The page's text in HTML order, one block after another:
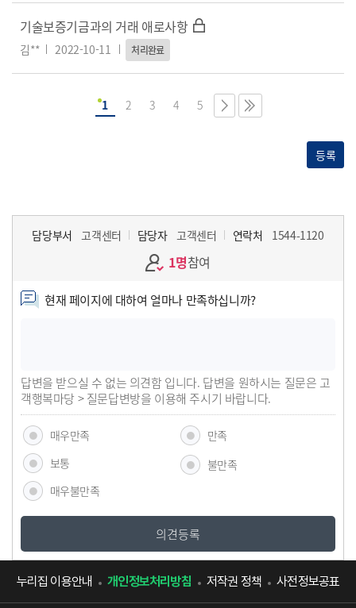
기술보증기금과의 거래 애로사항
김** 2022-10-11 처리완료
1 2 3 4 5
등록
담당부서 고객센터 담당자 고객센터 연락처 1544-1120
1명참여
현재 페이지에 대하여 얼마나 만족하십니까?
답변을 받으실 수 없는 의견함 입니다. 답변을 원하시는 질문은 고
객행복마당 > 질문답변방을 이용해 주시기 바랍니다.
매우만족
만족
보통
불만족
매우불만족
의견등록
누리집 이용안내 개인정보처리방침 저작권 정책 사전정보공표